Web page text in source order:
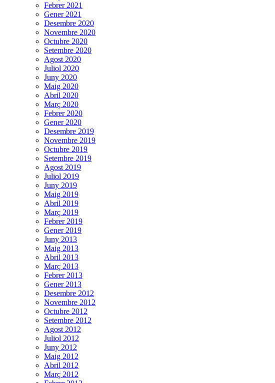
Febrer 2021
Gener 2021
Desembre 2020
Novembre 2020
Octubre 2020
Setembre 2020
Agost 2020
Juliol 2020
Juny 2020
Maig 2020
Abril 2020
Març 2020
Febrer 2020
Gener 2020
Desembre 2019
Novembre 2019
Octubre 2019
Setembre 2019
Agost 2019
Juliol 2019
Juny 2019
Maig 2019
Abril 2019
Març 2019
Febrer 2019
Gener 2019
Juny 2013
Maig 2013
Abril 2013
Març 2013
Febrer 2013
Gener 2013
Desembre 2012
Novembre 2012
Octubre 2012
Setembre 2012
Agost 2012
Juliol 2012
Juny 2012
Maig 2012
Abril 2012
Març 2012